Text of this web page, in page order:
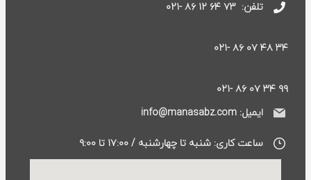
تلفن:۷۳ ۶۴ ۱۲ ۸۶ -۰۲۱
۳۴ ۴۸ ۰۷ ۸۶ -۰۲۱
۹۹ ۳۴ ۰۷ ۸۶ -۰۲۱
ایمیل: info@manasabz.com
ساعت کاری: شنبه تا چهارشنبه / ۱۷:۰۰ تا ۹:۰۰